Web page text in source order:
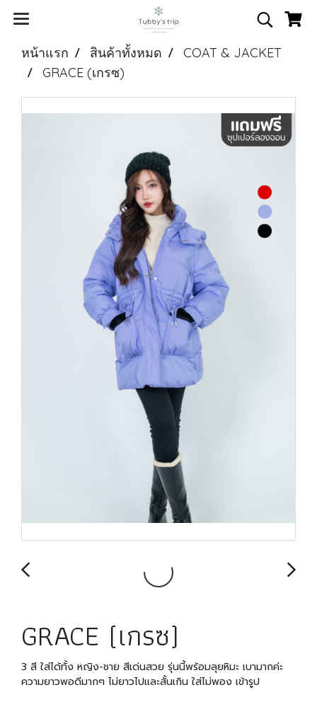
หน้าแรก สินค้าทั้งหมด
COAT & JACKET
GRACE (เกรซ)
GRACE (เกรซ)
3 สี ใส่ได้ทั้ง หญิง-ชาย สีเด่นสวย รุ่นนี้พร้อมลุยหิมะ เบามากค่ะ
ความยาวพอดีมากๆ ไม่ยาวไปและสั้นเกิน ใส่ไม่พอง เข้ารูป